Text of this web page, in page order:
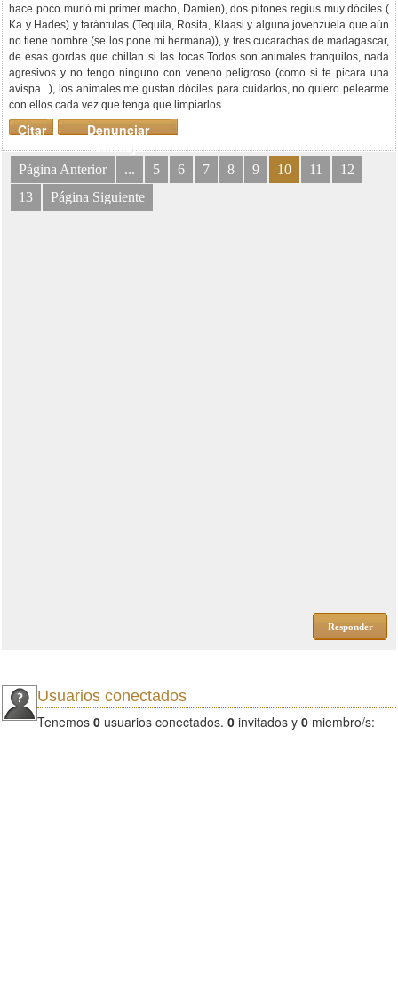
hace poco murió mi primer macho, Damien), dos pitones regius muy dóciles (
Ka y Hades) y tarántulas (Tequila, Rosita, Klaasi y alguna jovenzuela que aún
no tiene nombre (se los pone mi hermana)), y tres cucarachas de madagascar,
de esas gordas que chillan si las tocas.Todos son animales tranquilos, nada
agresivos y no tengo ninguno con veneno peligroso (como si te picara una
avispa...), los animales me gustan dóciles para cuidarlos, no quiero pelearme
con ellos cada vez que tenga que limpiarlos.
Denunciar
mensaje
Citar
Página Anterior ... 5 6 7 8 9 10 11
12
13
Página Siguiente
Responder
Usuarios conectados
Tenemos 0 usuarios conectados. 0 invitados y 0 miembro/s: